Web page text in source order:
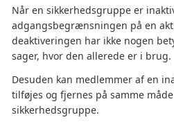
Når en sikkerhedsgruppe er
adgangsbegrænsningen på en
deaktiveringen har ikke nogen
sager, hvor den allerede er i brug.
Desuden kan medlemmer af en
tilføjes og fjernes på samme
sikkerhedsgruppe.